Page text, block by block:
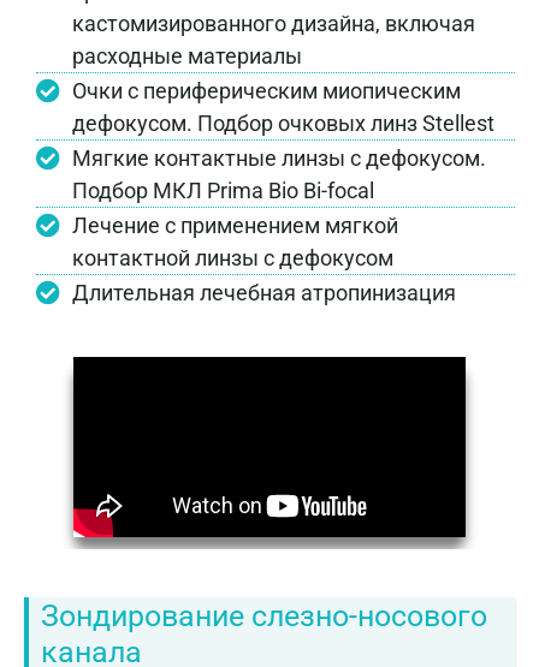
кастомизированного дизайна, включая
расходные материалы
Очки с периферическим миопическим
дефокусом. Подбор очковых линз Stellest
Мягкие контактные линзы с дефокусом.
Подбор МКЛ Prima Bio Bi-focal
Лечение с применением мягкой
контактной линзы с дефокусом
Длительная лечебная атропинизация
Зондирование слезно-носового
канала